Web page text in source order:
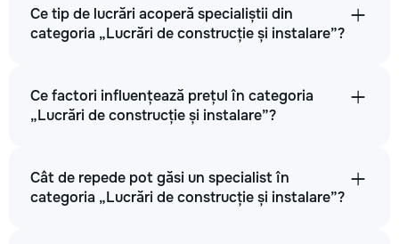
Ce tip de lucrări acoperă specialiștii din
categoria „Lucrări de construcție și instalare”?
Ce factori influențează prețul în categoria
„Lucrări de construcție și instalare”?
Cât de repede pot găsi un specialist în
categoria „Lucrări de construcție și instalare”?